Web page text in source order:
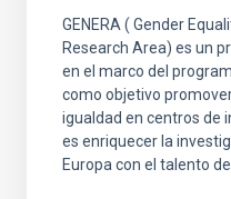
GENERA ( Gender
Research Area) es un
en el marco del
como objetivo
igualdad en centros de
es enriquecer la
Europa con el talento